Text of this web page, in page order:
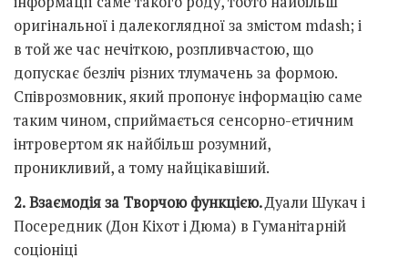
оригінальної і далекоглядної за змістом mdash; і
в той же час нечіткою, розпливчастою, що
допускає безліч різних тлумачень за формою.
Співрозмовник, який пропонує інформацію саме
таким чином, сприймається сенсорно-етичним
інтровертом як найбільш розумний,
проникливий, а тому найцікавіший.
2.Взаємодія за Творчою функцією.Дуали Шукач і
Посередник (Дон Кіхот і Дюма) в Гуманітарній
соціоніці